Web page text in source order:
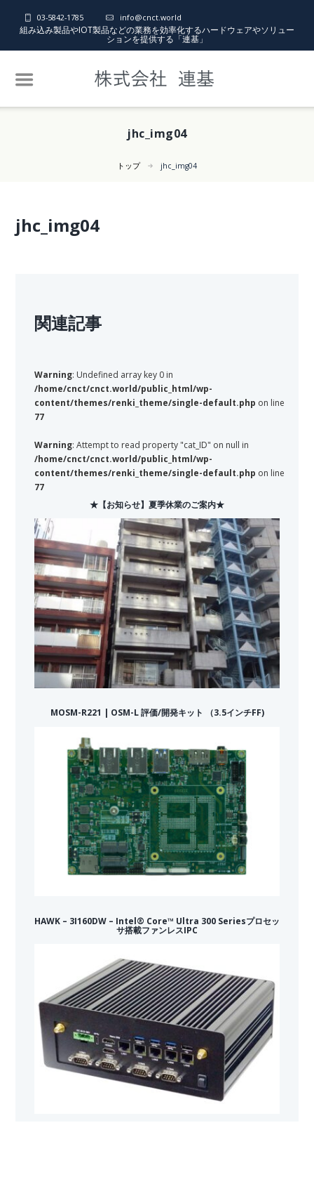
03-5842-1785 info@cnct.world
組み込み製品やIOT製品などの業務を効率化するハードウェアやソリュー
ションを提供する「連基」
jhc_img04
トップ jhc_img04
jhc_img04
関連記事
Warning: Undefined array key 0 in
/home/cnct/cnct.world/public_html/wp-
content/themes/renki_theme/single-default.php on line
77
Warning: Attempt to read property "cat_ID" on null in
/home/cnct/cnct.world/public_html/wp-
content/themes/renki_theme/single-default.php on line
77
★【お知らせ】夏季休業のご案内★
MOSM-R221 | OSM-L 評価/開発キット （3.5インチFF)
HAWK – 3I160DW – Intel® Core™ Ultra 300 Seriesプロセッ
サ搭載ファンレスIPC